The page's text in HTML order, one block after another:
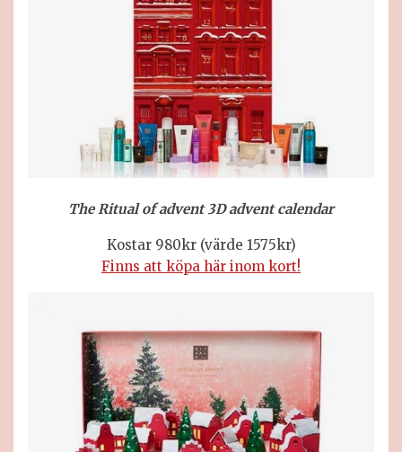
The Ritual ofadvent 3D advent calendar
Kostar 980kr (värde 1575kr)
Finns att köpa här inom kort!